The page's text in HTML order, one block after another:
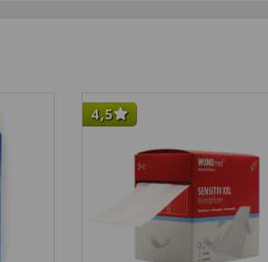
4,5